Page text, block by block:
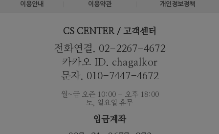
이용안내 이용약관 개인정보정책
CS CENTER / 고객센터
전화연결. 02-2267-4672
카카오 ID. chagalkor
문자. 010-7447-4672
월~금 오즌 10:00 - 오후 18:00
토, 일요일 휴무
입금계좌